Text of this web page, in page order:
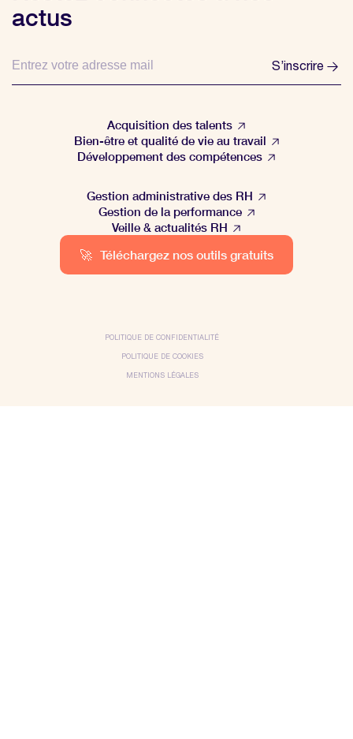
actus
S’inscrire
Acquisition des talents
Bien-être et qualité de vie au travail
Développement des compétences
Gestion administrative des RH
Gestion de la performance
Veille & actualités RH
🚀 Téléchargez nos outils gratuits
POLITIQUE DE CONFIDENTIALITÉ
POLITIQUE DE COOKIES
MENTIONS LÉGALES